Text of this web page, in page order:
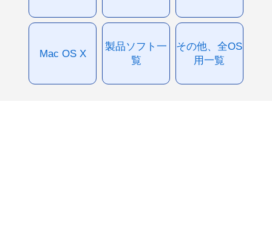
Mac OS X
製品ソフト一
覧
その他、全OS
用一覧